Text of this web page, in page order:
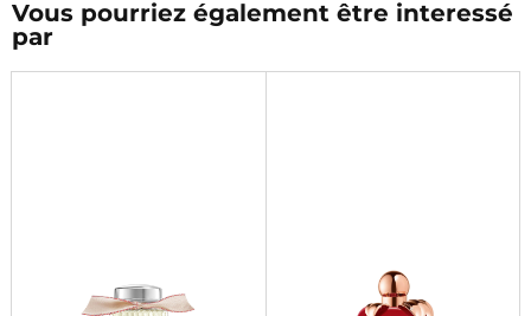
Vous pourriez également être interessé
par